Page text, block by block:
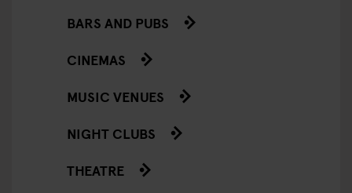
BARS AND PUBS
CINEMAS
MUSIC VENUES
NIGHT CLUBS
THEATRE